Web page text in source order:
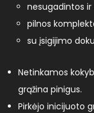
nesugadintos
pilnos
su įsigijimo
Netinkamos
grąžina pinigus.
Pirkėjo inicijuoto